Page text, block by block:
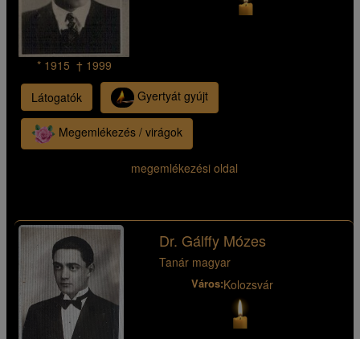
* 1915 † 1999
Látogatók Gyertyát gyújt
Megemlékezés / virágok
megemlékezési oldal
Dr. Gálffy Mózes
Tanár magyar
Város:Kolozsvár